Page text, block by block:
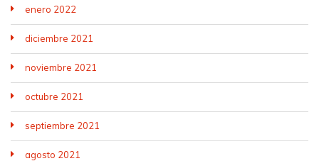
enero 2022
diciembre 2021
noviembre 2021
octubre 2021
septiembre 2021
agosto 2021